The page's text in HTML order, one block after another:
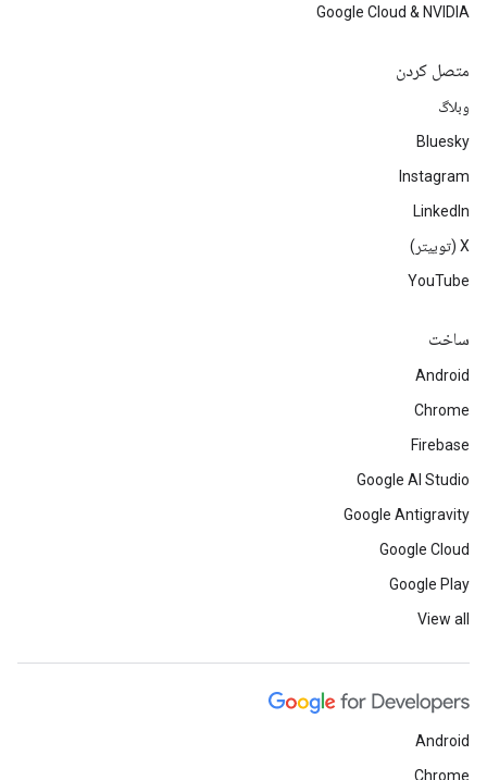
Google Cloud & NVIDIA
متصل کردن
وبلاگ
Bluesky
Instagram
LinkedIn
‫X (توییتر)
YouTube
ساخت
Android
Chrome
Firebase
Google AI Studio
Google Antigravity
Google Cloud
Google Play
View all
Android
Chrome